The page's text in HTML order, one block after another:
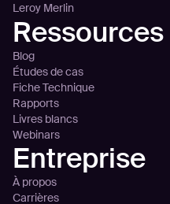
Leroy Merlin
Ressources
Blog
Études de cas
Fiche Technique
Rapports
Livres blancs
Webinars
Entreprise
À propos
Carrières